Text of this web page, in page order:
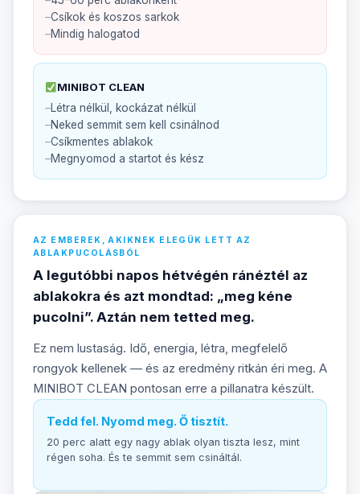
Csíkok és koszos sarkok
Mindig halogatod
MINIBOT CLEAN
Létra nélkül, kockázat nélkül
Neked semmit sem kell csinálnod
Csíkmentes ablakok
Megnyomod a startot és kész
AZ EMBEREK, AKIKNEK ELEGÜK LETT AZ
ABLAKPUCOLÁSBÓL
A legutóbbi napos hétvégén ránéztél az
ablakokra és azt mondtad: „meg kéne
pucolni”. Aztán nem tetted meg.
Ez nem lustaság. Idő, energia, létra, megfelelő
rongyok kellenek — és az eredmény ritkán éri meg. A
MINIBOT CLEAN pontosan erre a pillanatra készült.
Tedd fel. Nyomd meg. Ő tisztít.
20 perc alatt egy nagy ablak olyan tiszta lesz, mint
régen soha. És te semmit sem csináltál.